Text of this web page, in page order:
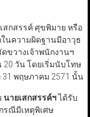
กสรรค์ ศุขพิมาย หรือ
ในความผิดฐานมีอาวุธ
ขวางเจ้าพนักงานฯ
20 วัน โดยเริ่มนับโทษ
พฤษภาคม 2571 นั้น
นายเสกสรรค์ฯได้รับ
รณีมีเหตุพิเศษ